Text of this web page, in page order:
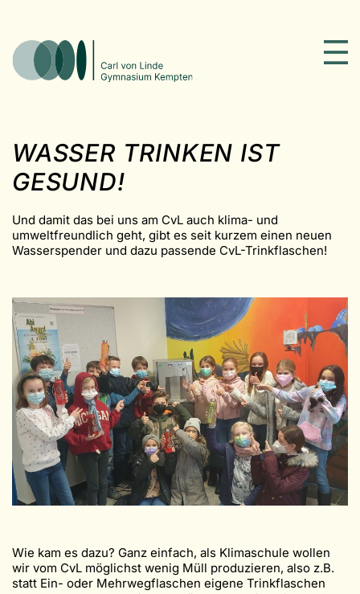
WASSER TRINKEN IST
GESUND!
Und damit das bei uns am CvL auch klima- und
umweltfreundlich geht, gibt es seit kurzem einen neuen
Wasserspender und dazu passende CvL-Trinkflaschen!
Wie kam es dazu? Ganz einfach, als Klimaschule wollen
wir vom CvL möglichst wenig Müll produzieren, also z.B.
statt Ein- oder Mehrwegflaschen eigene Trinkflaschen